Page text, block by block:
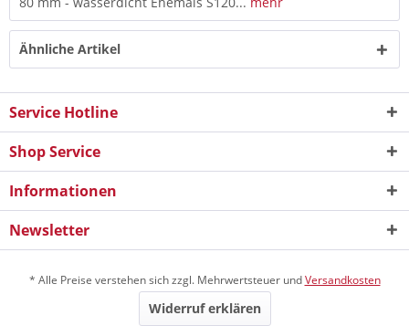
Ähnliche Artikel
Service Hotline
Shop Service
Informationen
Newsletter
* Alle Preise verstehen sich zzgl. Mehrwertsteuer undVersandkosten
Widerruf erklären